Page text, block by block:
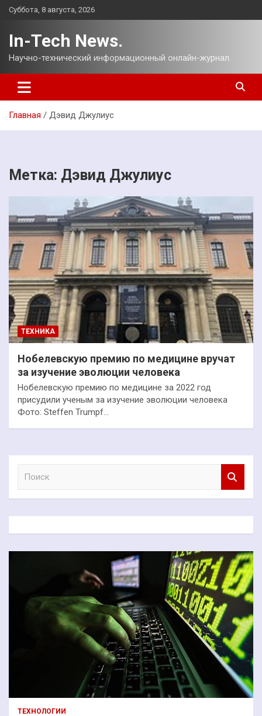
Перейти
Суббота, 8 августа, 2026
In-Tech News.
Научно-технический информационный онлайн-журнал.
Главная Дэвид Джулиус
Метка: Дэвид Джулиус
ТЕХНИКА
Нобелевскую премию по медицине вручат
за изучение эволюции человека
Нобелевскую премию по медицине за 2022 год
присудили ученым за изучение эволюции человека
Фото: Steffen Trumpf…
к
ТЕХНОЛОГИИ